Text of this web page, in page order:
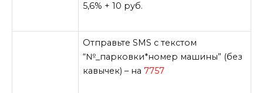
5,6% + 10 руб.
Отправьте SMS с текстом
“№_парковки*номер машины” (без
кавычек) – на7757